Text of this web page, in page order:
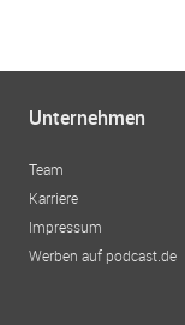
Unternehmen
Team
Karriere
Impressum
Werben auf podcast.de